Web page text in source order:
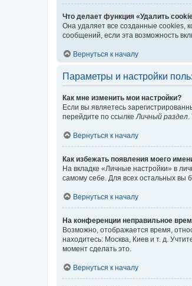
Что делает функция «Удалить
Она удаляет все созданные cookies,
сообщений, если эта возможность
Вернуться к началу
Параметры и настройки
Как мне изменить мои настройки?
Если вы являетесь
перейдите по ссылке Личный раздел
Вернуться к началу
Как избежать появления моего
На вкладке «Личные настройки» в
самому себе. Для всех остальных вы
Вернуться к началу
На конференции неправильное
Возможно, отображается время,
находитесь: Москва, Киев и т. д.
момент сделать это.
Вернуться к началу